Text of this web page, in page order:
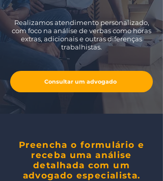
Realizamos atendimento personalizado,
com foco na análise de verbas como horas
extras, adicionais e outras diferenças
trabalhistas.
Consultar um advogado
Preencha o formulário e
receba uma análise
detalhada com um
advogado especialista.